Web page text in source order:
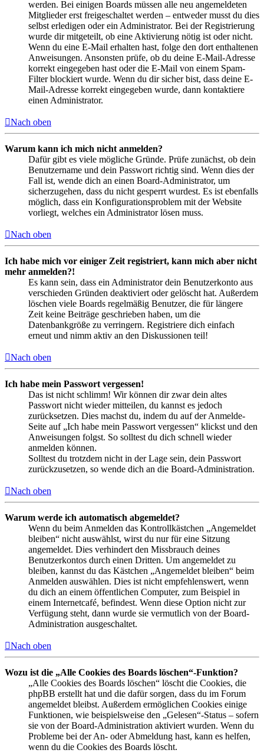
werden. Bei einigen Boards müssen alle neu angemeldeten
Mitglieder erst freigeschaltet werden – entweder musst du dies
selbst erledigen oder ein Administrator. Bei der Registrierung
wurde dir mitgeteilt, ob eine Aktivierung nötig ist oder nicht.
Wenn du eine E-Mail erhalten hast, folge den dort enthaltenen
Anweisungen. Ansonsten prüfe, ob du deine E-Mail-Adresse
korrekt eingegeben hast oder die E-Mail von einem Spam-
Filter blockiert wurde. Wenn du dir sicher bist, dass deine E-
Mail-Adresse korrekt eingegeben wurde, dann kontaktiere
einen Administrator.
Nach oben
Warum kann ich mich nicht anmelden?
Dafür gibt es viele mögliche Gründe. Prüfe zunächst, ob dein
Benutzername und dein Passwort richtig sind. Wenn dies der
Fall ist, wende dich an einen Board-Administrator, um
sicherzugehen, dass du nicht gesperrt wurdest. Es ist ebenfalls
möglich, dass ein Konfigurationsproblem mit der Website
vorliegt, welches ein Administrator lösen muss.
Nach oben
Ich habe mich vor einiger Zeit registriert, kann mich aber nicht
mehr anmelden?!
Es kann sein, dass ein Administrator dein Benutzerkonto aus
verschieden Gründen deaktiviert oder gelöscht hat. Außerdem
löschen viele Boards regelmäßig Benutzer, die für längere
Zeit keine Beiträge geschrieben haben, um die
Datenbankgröße zu verringern. Registriere dich einfach
erneut und nimm aktiv an den Diskussionen teil!
Nach oben
Ich habe mein Passwort vergessen!
Das ist nicht schlimm! Wir können dir zwar dein altes
Passwort nicht wieder mitteilen, du kannst es jedoch
zurücksetzen. Dies machst du, indem du auf der Anmelde-
Seite auf „Ich habe mein Passwort vergessen“ klickst und den
Anweisungen folgst. So solltest du dich schnell wieder
anmelden können.
Solltest du trotzdem nicht in der Lage sein, dein Passwort
zurückzusetzen, so wende dich an die Board-Administration.
Nach oben
Warum werde ich automatisch abgemeldet?
Wenn du beim Anmelden das Kontrollkästchen „Angemeldet
bleiben“ nicht auswählst, wirst du nur für eine Sitzung
angemeldet. Dies verhindert den Missbrauch deines
Benutzerkontos durch einen Dritten. Um angemeldet zu
bleiben, kannst du das Kästchen „Angemeldet bleiben“ beim
Anmelden auswählen. Dies ist nicht empfehlenswert, wenn
du dich an einem öffentlichen Computer, zum Beispiel in
einem Internetcafé, befindest. Wenn diese Option nicht zur
Verfügung steht, dann wurde sie vermutlich von der Board-
Administration ausgeschaltet.
Nach oben
Wozu ist die „Alle Cookies des Boards löschen“-Funktion?
„Alle Cookies des Boards löschen“ löscht die Cookies, die
phpBB erstellt hat und die dafür sorgen, dass du im Forum
angemeldet bleibst. Außerdem ermöglichen Cookies einige
Funktionen, wie beispielsweise den „Gelesen“-Status – sofern
sie von der Board-Administration aktiviert wurden. Wenn du
Probleme bei der An- oder Abmeldung hast, kann es helfen,
wenn du die Cookies des Boards löscht.